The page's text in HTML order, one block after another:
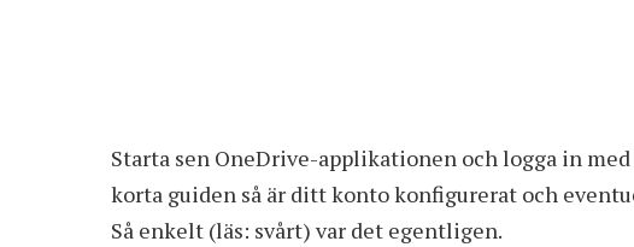
Starta sen OneDrive-applikationen och logga in
korta guiden så är ditt konto konfigurerat och
Så enkelt (läs: svårt) var det egentligen.